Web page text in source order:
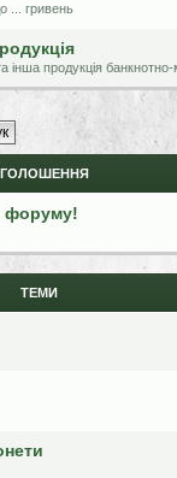
... гривень
інша продукція
форуму!
ТЕМИ